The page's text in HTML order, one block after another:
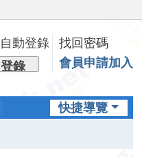
自動登錄
找回密碼
登錄 會員申請加入
快捷導覽